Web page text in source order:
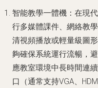
智能教學一體機 ：在現
行多媒體課件、網絡教
清視頻播放或輕量級圖
夠確保系統運行流暢，
應教室環境中長時間連
口（通常支持VGA、